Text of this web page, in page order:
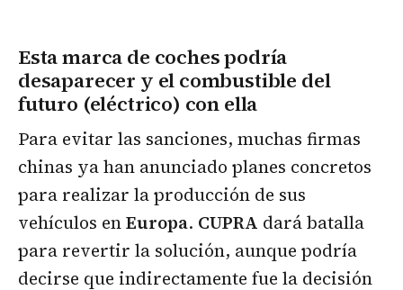
Esta marca de coches podría
desaparecer y el combustible del
futuro (eléctrico) con ella
Para evitar las sanciones, muchas firmas
chinas ya han anunciado planes concretos
para realizar la producción de sus
vehículos enEuropa. CUPRA dará batalla
para revertir la solución, aunque podría
decirse que indirectamente fue la decisión